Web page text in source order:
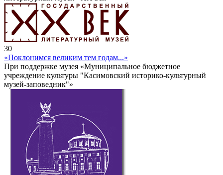
30
«Поклонимся великим тем годам...»
При поддержке музея «Муниципальное бюджетное
учреждение культуры "Касимовский историко-культурный
музей-заповедник"»